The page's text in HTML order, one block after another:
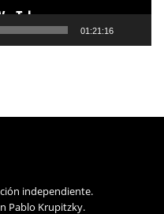
01:21:16
independiente.
Pablo Krupitzky.